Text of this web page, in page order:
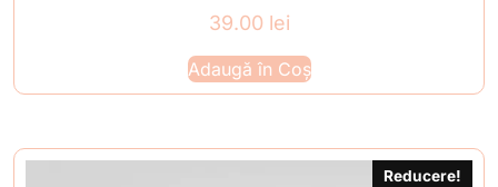
39.00 lei
Adaugă în Coș
Reducere!